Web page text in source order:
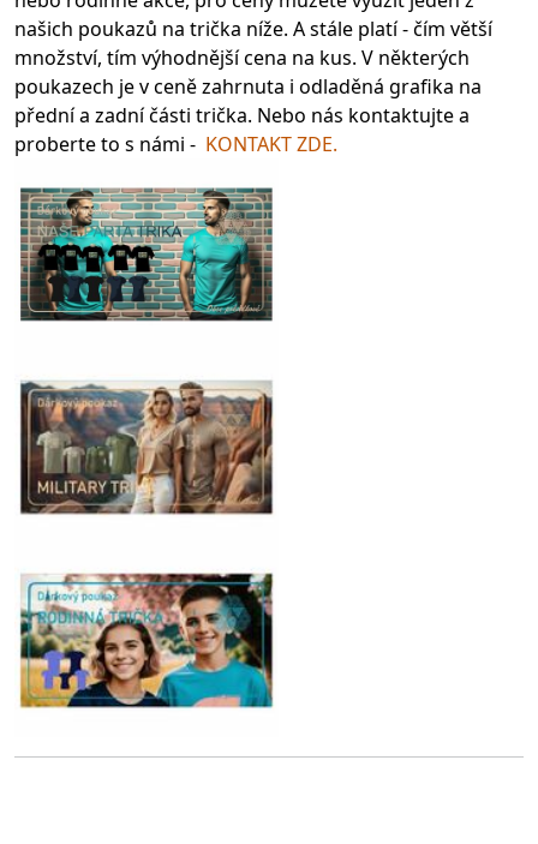
našich poukazů na trička níže. A stále platí - čím větší
množství, tím výhodnější cena na kus. V některých
poukazech je v ceně zahrnuta i odladěná grafika na
přední a zadní části trička. Nebo nás kontaktujte a
proberte to s námi - KONTAKT ZDE.